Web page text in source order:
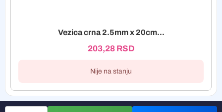
Vezica crna 2.5mm x 20cm...
203,28 RSD
Nije na stanju